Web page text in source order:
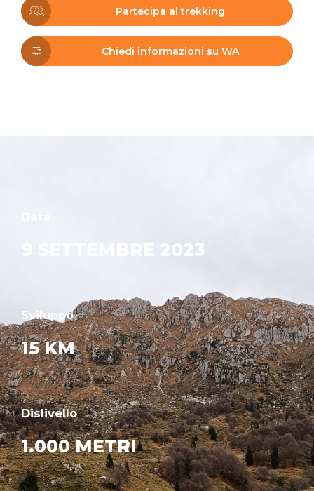
Partecipa al trekking
Chiedi informazioni su WA
9 SETTEMBRE 2023
Sviluppo
15 KM
Dislivello
1.000 METRI